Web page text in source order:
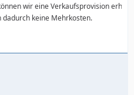
wir eine Verkaufsprovision
dadurch keine Mehrkosten.